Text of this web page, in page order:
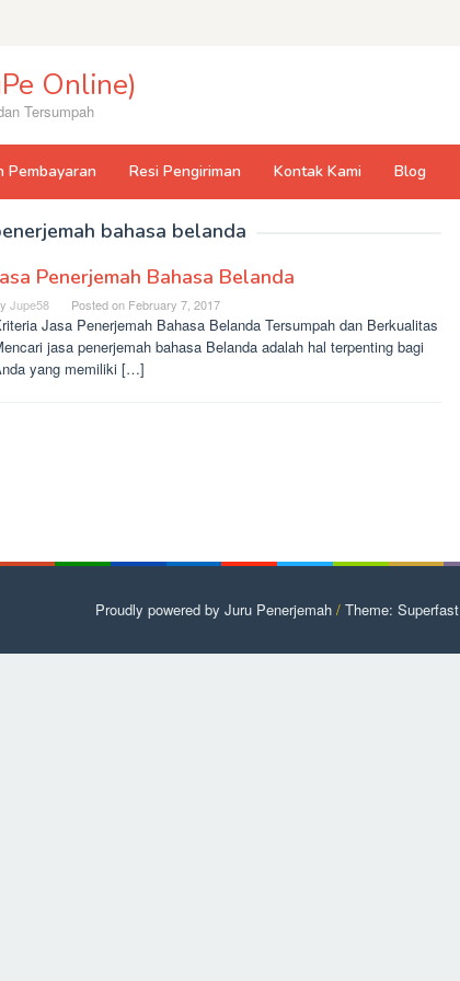
Online)
Tersumpah
Pembayaran Resi Pengiriman Kontak Kami Blog
bahasa belanda
Penerjemah Bahasa Belanda
Jupe58 Posted on February 7, 2017
Jasa Penerjemah Bahasa Belanda Tersumpah dan Berkualitas
jasa penerjemah bahasa Belanda adalah hal terpenting bagi
yang memiliki […]
Proudly powered by Juru Penerjemah / Theme: Superfast